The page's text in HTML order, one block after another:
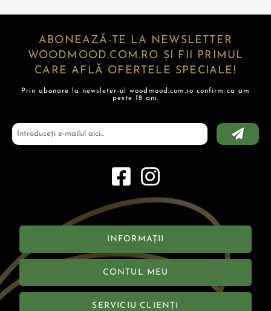
ABONEAZĂ-TE LA NEWSLETTER
WOODMOOD.COM.RO ȘI FII PRIMUL
CARE AFLĂ OFERTELE SPECIALE!
Prin abonare la newsleter-ul woodmood.com.ro confirm ca am
peste 18 ani.
INFORMAȚII
CONTUL MEU
SERVICIU CLIENȚI